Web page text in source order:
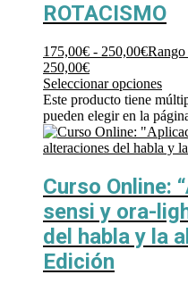
ROTACISMO
175,00€ - 250,00€Rango
250,00€
Seleccionar opciones
Este producto tiene
pueden elegir en la
Curso Online:
sensi y ora-
del habla y la
Edición